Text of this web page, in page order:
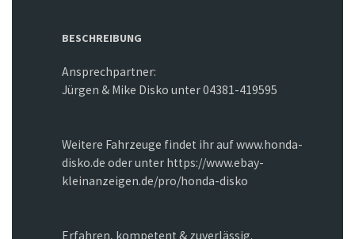
BESCHREIBUNG
Ansprechpartner:
Jürgen & Mike Disko unter 04381-419595
Weitere Fahrzeuge findet ihr auf www.honda-
disko.de oder unter https://www.ebay-
kleinanzeigen.de/pro/honda-disko
Erfahren, kompetent & zuverlässig.